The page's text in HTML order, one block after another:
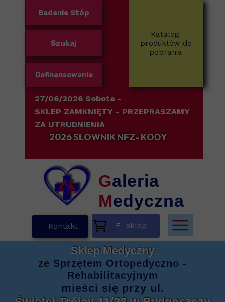
Kontakt
27/06/2026 Sobota -
SKLEP ZAMKNIĘTY - PRZEPRASZAMY
ZA UTRUDNIENIA
Galeria
Medyczna
Sklep Medyczny
ze Sprzętem Ortopedyczno -
Rehabilitacyjnym
mieści się przy ul.
E- sklep
Katalogi
produktów do
pobrania
2026 SŁOWNIK NFZ- KODY
Badanie Stóp
Szukaj
Dofinansowanie